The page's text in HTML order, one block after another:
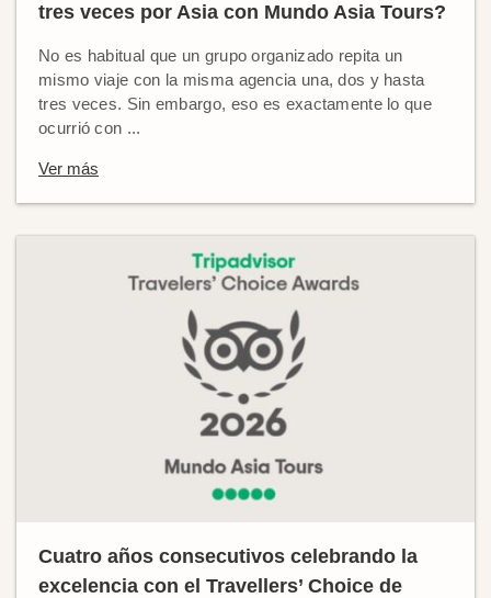
tres veces por Asia con Mundo Asia Tours?
No es habitual que un grupo organizado repita un
mismo viaje con la misma agencia una, dos y hasta
tres veces. Sin embargo, eso es exactamente lo que
ocurrió con ...
Ver más
Cuatro años consecutivos celebrando la
excelencia con el Travellers’ Choice de